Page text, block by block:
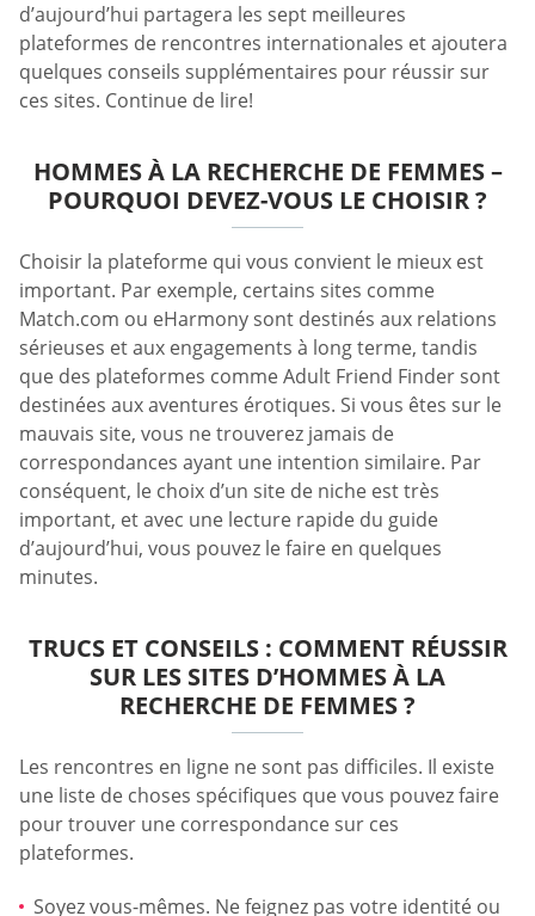
d’aujourd’hui partagera les sept meilleures
plateformes de rencontres internationales et ajoutera
quelques conseils supplémentaires pour réussir sur
ces sites. Continue de lire!
HOMMES À LA RECHERCHE DE FEMMES –
POURQUOI DEVEZ-VOUS LE CHOISIR ?
Choisir la plateforme qui vous convient le mieux est
important. Par exemple, certains sites comme
Match.com ou eHarmony sont destinés aux relations
sérieuses et aux engagements à long terme, tandis
que des plateformes comme Adult Friend Finder sont
destinées aux aventures érotiques. Si vous êtes sur le
mauvais site, vous ne trouverez jamais de
correspondances ayant une intention similaire. Par
conséquent, le choix d’un site de niche est très
important, et avec une lecture rapide du guide
d’aujourd’hui, vous pouvez le faire en quelques
minutes.
TRUCS ET CONSEILS : COMMENT RÉUSSIR
SUR LES SITES D’HOMMES À LA
RECHERCHE DE FEMMES ?
Les rencontres en ligne ne sont pas difficiles. Il existe
une liste de choses spécifiques que vous pouvez faire
pour trouver une correspondance sur ces
plateformes.
Soyez vous-mêmes. Ne feignez pas votre identité ou